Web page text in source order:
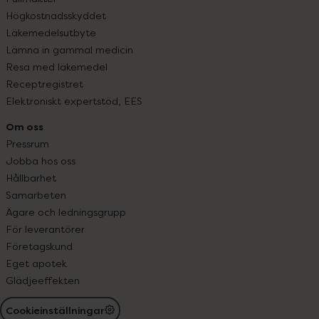
Högkostnadsskyddet
Läkemedelsutbyte
Lämna in gammal medicin
Resa med läkemedel
Receptregistret
Elektroniskt expertstöd, EES
Om oss
Pressrum
Jobba hos oss
Hållbarhet
Samarbeten
Ägare och ledningsgrupp
För leverantörer
Företagskund
Eget apotek
Glädjeeffekten
Cookieinställningar